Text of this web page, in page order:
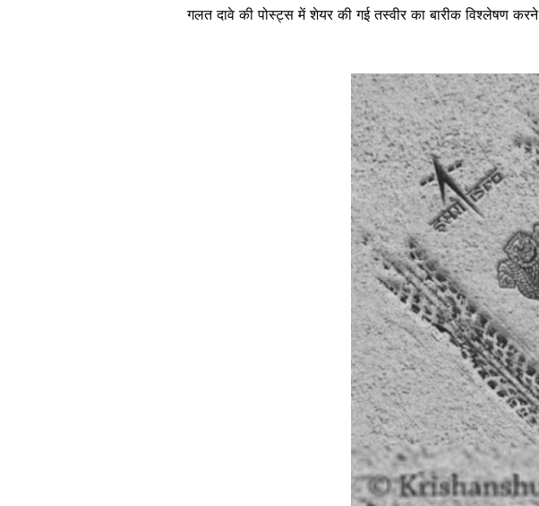
गलत दावे की पोस्ट्स में शेयर की गई तस्वीर का बारीक विश्लेषण
Image